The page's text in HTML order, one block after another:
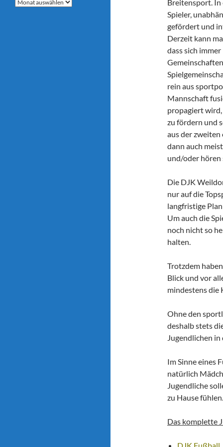
Breitensport.
Spieler,
gefördert und
Derzeit kann
dass sich
rein aus
Mannschaft
propagiert wird,
zu fördern und
aus der
dann auch
und/oder hören
Die DJK
nur auf die
langfristige
Um auch die
noch nicht so
halten.
Trotzdem
Blick und vor
mindestens die
Ohne den
deshalb stets
Jugendlichen
Im Sinne eines
natürlich
Jugendliche
zu Hause
Das komplette